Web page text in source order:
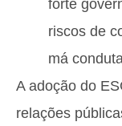
forte
riscos de
má
A adoção do
relações